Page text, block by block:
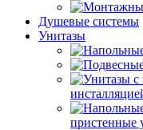
Душевые системы
Унитазы
пристенные